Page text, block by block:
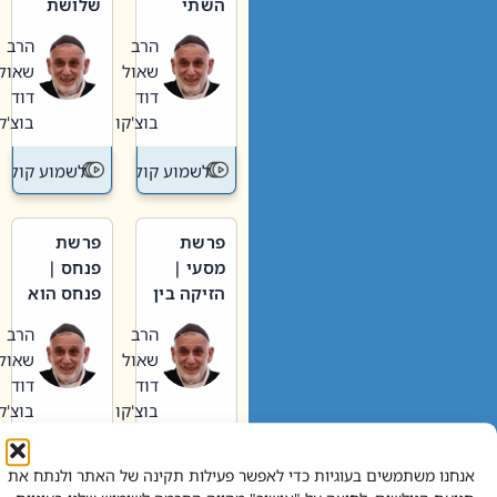
אנחנו משתמשים בעוגיות כדי לאפשר פעילות תקינה של האתר ולנתח את
וערב של
חיינו
הרב
שאול
דוד
בוצ'קו
לשמוע קול תורה – מדרש
האבות
הרב
שאול
דוד
בוצ'קו
לשמוע קול
פרשת
מסעי |
הזיקה בין
הגדול לעם הרב
שאול
דוד
בוצ'קו
לשמוע קול תורה – מדרש
פרשת
פנחס |
פנחס הוא
אליהו: בין
קנאות
הורסת
לקנאות
בונה
הרב
שאול
דוד
בוצ'קו
לשמוע קול